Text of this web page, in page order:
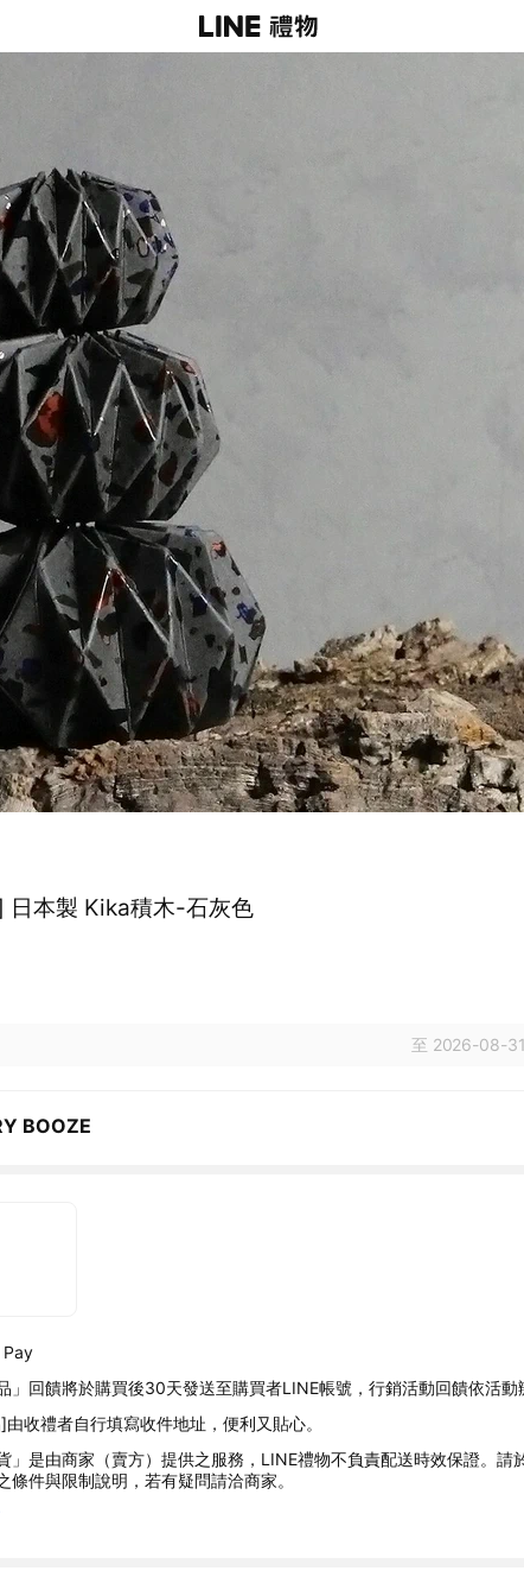
日本製 Kika積木-石灰色
至 2026-08-
BOOZE
Pay
」回饋將於購買後30天發送至購買者LINE帳號，行銷活動回饋依活動
收禮者自行填寫收件地址，便利又貼心。
」是由商家（賣方）提供之服務，LINE禮物不負責配送時效保證。請
條件與限制說明，若有疑問請洽商家。